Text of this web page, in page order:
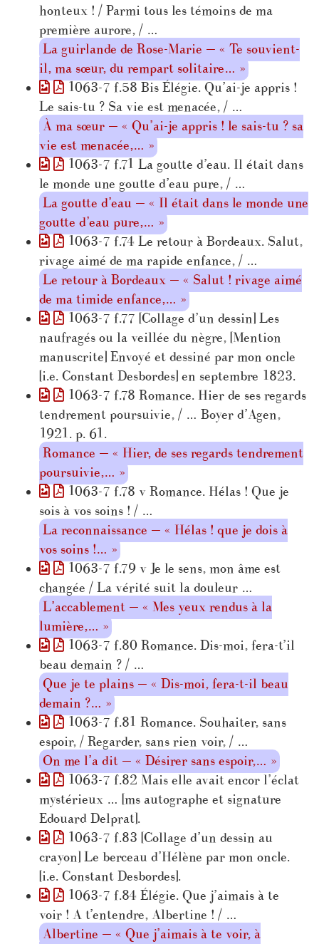
honteux ! / Parmi tous les témoins de ma
première aurore, / …
La guirlande de Rose-Marie — « Te souvient-
il, ma sœur, du rempart solitaire… »
1063-7 f.58 Bis Élégie. Qu’ai-je appris !
Le sais-tu ? Sa vie est menacée, / …
À ma sœur — « Qu’ai-je appris ! le sais-tu ? sa
vie est menacée,… »
1063-7 f.71 La goutte d’eau. Il était dans
le monde une goutte d’eau pure, / …
La goutte d’eau — « Il était dans le monde une
goutte d’eau pure,… »
1063-7 f.74 Le retour à Bordeaux. Salut,
rivage aimé de ma rapide enfance, / …
Le retour à Bordeaux — « Salut ! rivage aimé
de ma timide enfance,… »
1063-7 f.77 [Collage d’un dessin] Les
naufragés ou la veillée du nègre, [Mention
manuscrite] Envoyé et dessiné par mon oncle
[i.e. Constant Desbordes] en septembre 1823.
1063-7 f.78 Romance. Hier de ses regards
tendrement poursuivie, / … Boyer d’Agen,
1921. p. 61.
Romance — « Hier, de ses regards tendrement
poursuivie,… »
1063-7 f.78 v Romance. Hélas ! Que je
sois à vos soins ! / …
La reconnaissance — « Hélas ! que je dois à
vos soins !… »
1063-7 f.79 v Je le sens, mon âme est
changée / La vérité suit la douleur …
L’accablement — « Mes yeux rendus à la
lumière,… »
1063-7 f.80 Romance. Dis-moi, fera-t’il
beau demain ? / …
Que je te plains — « Dis-moi, fera-t-il beau
demain ?… »
1063-7 f.81 Romance. Souhaiter, sans
espoir, / Regarder, sans rien voir, / …
On me l’a dit — « Désirer sans espoir,… »
1063-7 f.82 Mais elle avait encor l’éclat
mystérieux … [ms autographe et signature
Edouard Delprat].
1063-7 f.83 [Collage d’un dessin au
crayon] Le berceau d’Hélène par mon oncle.
[i.e. Constant Desbordes].
1063-7 f.84 Élégie. Que j’aimais à te
voir ! A t’entendre, Albertine ! / …
Albertine — « Que j’aimais à te voir, à